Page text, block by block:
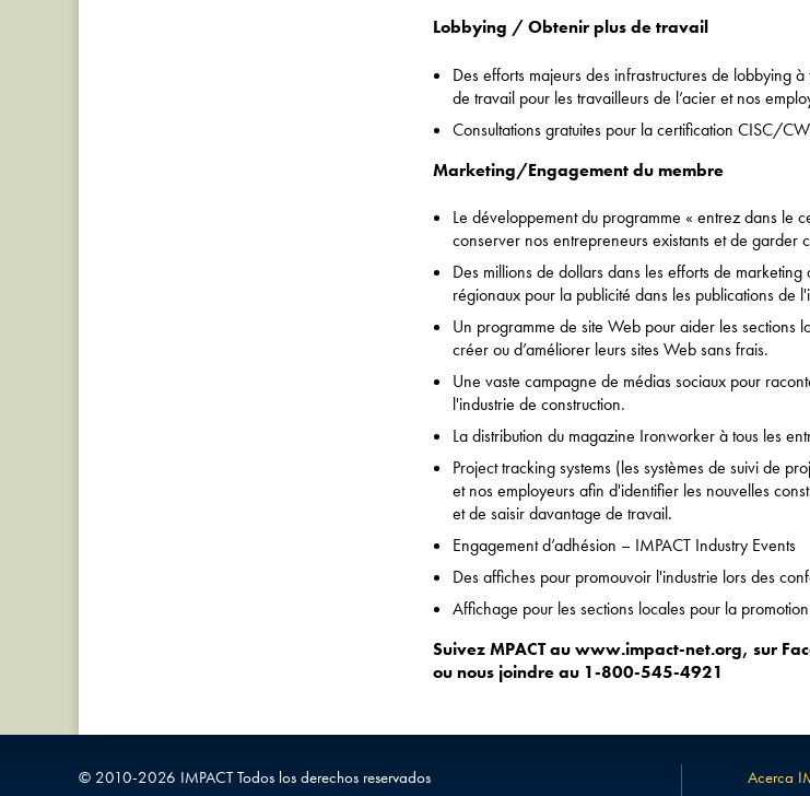
Lobbying / Obtenir plus de travail
Des efforts majeurs des infrastructures de lobbying
de travail pour les travailleurs de l’acier et nos
Consultations gratuites pour la certification CISC/
Marketing/Engagement du membre
Le développement du programme « entrez dans le
conserver nos entrepreneurs existants et de garder
Des millions de dollars dans les efforts de
régionaux pour la publicité dans les publications de
Un programme de site Web pour aider les sections
créer ou d’améliorer leurs sites Web sans frais.
Une vaste campagne de médias sociaux pour
l'industrie de construction.
La distribution du magazine Ironworker à tous les
Project tracking systems (les systèmes de suivi de
et nos employeurs afin d'identifier les nouvelles
et de saisir davantage de travail.
Engagement d’adhésion – IMPACT Industry Events
Des affiches pour promouvoir l'industrie lors des
Affichage pour les sections locales pour la
Suivez MPACT au www.impact-net.org, sur
ou nous joindre au 1-800-545-4921
© 2010-2026 IMPACT Todos los derechos reservados
Acerca